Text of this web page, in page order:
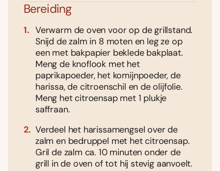
Bereiding
Verwarm de oven voor op de grillstand.
Snijd de zalm in 8 moten en leg ze op
een met bakpapier beklede bakplaat.
Meng de knoflook met het
paprikapoeder, het komijnpoeder, de
harissa, de citroenschil en de olijfolie.
Meng het citroensap met 1 plukje
saffraan.
Verdeel het harissamengsel over de
zalm en bedruppel met het citroensap.
Gril de zalm ca. 10 minuten onder de
grill in de oven of tot hij stevig aanvoelt.